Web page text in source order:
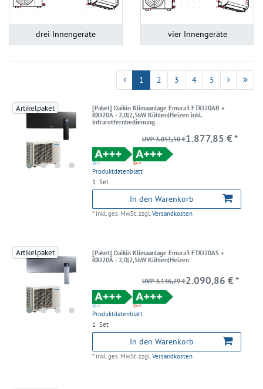
drei Innengeräte vier Innengeräte
1 2 3 4 5
Artikelpaket
[Paket] Daikin Klimaanlage Emura3 FTXJ20AB +
RXJ20A - 2,0|2,5kW Kühlen|Heizen inkl.
Infrarotfernbedienung
Produktdatenblatt
UVP 3.051,50 €1.877,85 € *
1 Set
In den Warenkorb
* inkl. ges. MwSt.zzgl.Versandkosten
Artikelpaket
[Paket] Daikin Klimaanlage Emura3 FTXJ20AS +
RXJ20A - 2,0|2,5kW Kühlen|Heizen
Produktdatenblatt
UVP 3.136,29 €2.090,86 € *
1 Set
In den Warenkorb
* inkl. ges. MwSt. zzgl.Versandkosten